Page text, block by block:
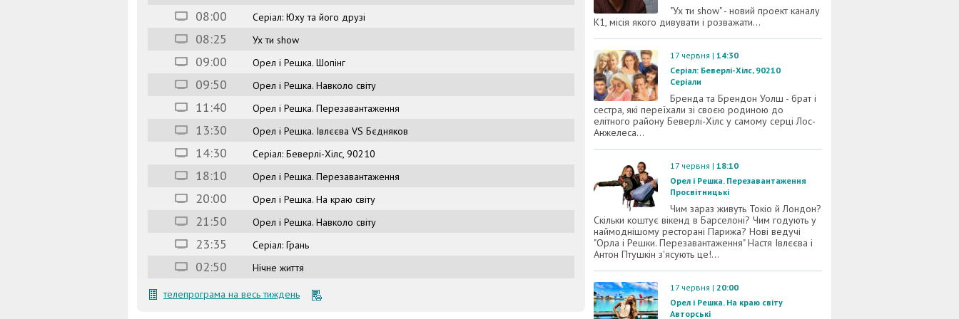
08:00 Серіал: Юху та його друзі
08:25 Ух ти show
09:00 Орел і Решка. Шопінг
09:50 Орел і Решка. Навколо світу
11:40 Орел і Решка. Перезавантаження
13:30 Орел і Решка. Івлєєва VS Бєдняков
14:30 Серіал: Беверлі-Хілс, 90210
18:10 Орел і Решка. Перезавантаження
20:00 Орел і Решка. На краю світу
21:50 Орел і Решка. Навколо світу
23:35 Серіал: Грань
02:50 Нічне життя
телепрограма на весь тиждень
"Ух ти show" - новий проект каналу
К1, місія якого дивувати і розважати...
17 червня | 14:30
Серіал: Беверлі-Хілс, 90210
Серіали
Бренда та Брендон Уолш - брат і
сестра, які переїхали зі своєю родиною до
елітного району Беверлі-Хілс у самому серці Лос-
Анжелеса...
17 червня | 18:10
Орел і Решка. Перезавантаження
Просвітницькі
Чим зараз живуть Токіо й Лондон?
Скільки коштує вікенд в Барселоні? Чим годують у
наймоднішому ресторані Парижа? Нові ведучі
"Орла і Решки. Перезавантаження" Настя Івлєєва і
Антон Птушкін з'ясують це!...
17 червня | 20:00
Орел і Решка. На краю світу
Авторські